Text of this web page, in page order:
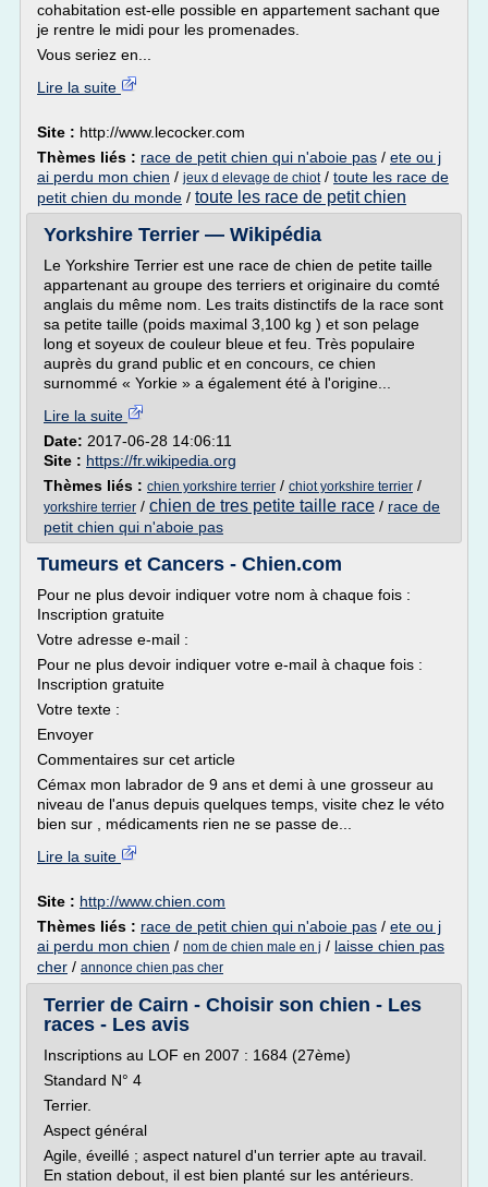
cohabitation est-elle possible en appartement sachant que
je rentre le midi pour les promenades.
Vous seriez en...
Lire la suite
Site : http://www.lecocker.com
Thèmes liés : race de petit chien qui n'aboie pas / ete ou j
ai perdu mon chien / jeux d elevage de chiot/ toute les race de
petit chien du monde / toute les race de petit chien
Yorkshire Terrier — Wikipédia
Le Yorkshire Terrier est une race de chien de petite taille
appartenant au groupe des terriers et originaire du comté
anglais du même nom. Les traits distinctifs de la race sont
sa petite taille (poids maximal 3,100 kg ) et son pelage
long et soyeux de couleur bleue et feu. Très populaire
auprès du grand public et en concours, ce chien
surnommé « Yorkie » a également été à l'origine...
Lire la suite
Date: 2017-06-28 14:06:11
Site : https://fr.wikipedia.org
Thèmes liés : chien yorkshire terrier / chiot yorkshire terrier /
yorkshire terrier / chien de tres petite taille race / race de
petit chien qui n'aboie pas
Tumeurs et Cancers - Chien.com
Pour ne plus devoir indiquer votre nom à chaque fois :
Inscription gratuite
Votre adresse e-mail :
Pour ne plus devoir indiquer votre e-mail à chaque fois :
Inscription gratuite
Votre texte :
Envoyer
Commentaires sur cet article
Cémax mon labrador de 9 ans et demi à une grosseur au
niveau de l'anus depuis quelques temps, visite chez le véto
bien sur , médicaments rien ne se passe de...
Lire la suite
Site : http://www.chien.com
Thèmes liés : race de petit chien qui n'aboie pas / ete ou j
ai perdu mon chien / nom de chien male en j / laisse chien pas
cher / annonce chien pas cher
Terrier de Cairn - Choisir son chien - Les
races - Les avis
Inscriptions au LOF en 2007 : 1684 (27ème)
Standard N° 4
Terrier.
Aspect général
Agile, éveillé ; aspect naturel d'un terrier apte au travail.
En station debout, il est bien planté sur les antérieurs.